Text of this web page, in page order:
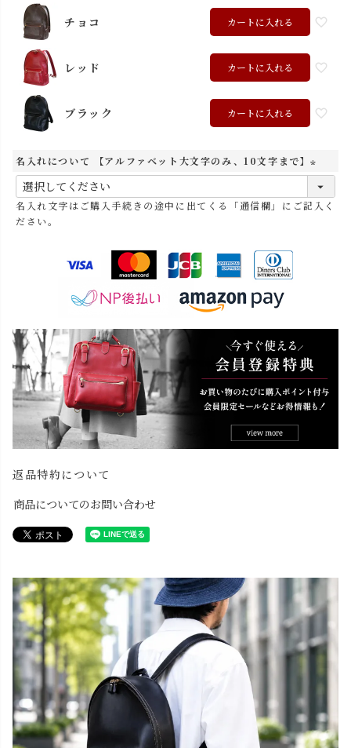
チョコ カートに入れる
レッド カートに入れる
ブラック カートに入れる
名入れについて 【アルファベット大文字のみ、10文字まで】
必
須
名入れ文字はご購入手続きの途中に出てくる「通信欄」にご記入く
ださい。
返品特約について
商品についてのお問い合わせ